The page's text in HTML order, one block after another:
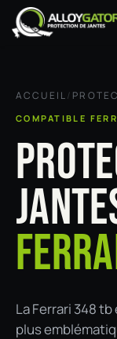
Se rendre au
ACCUEIL/
COMPATIBLE
La Ferrari 348
plus